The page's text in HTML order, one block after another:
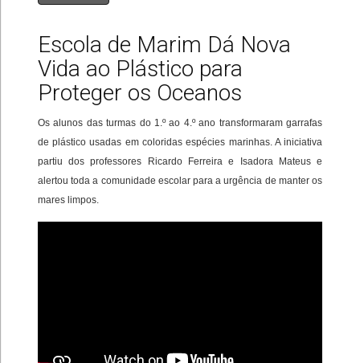
Escola de Marim Dá Nova
Vida ao Plástico para
Proteger os Oceanos
Os alunos das turmas do 1.º ao 4.º ano transformaram garrafas
de plástico usadas em coloridas espécies marinhas. A iniciativa
partiu dos professores Ricardo Ferreira e Isadora Mateus e
alertou toda a comunidade escolar para a urgência de manter os
mares limpos.